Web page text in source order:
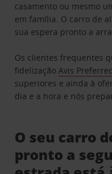
casamento ou mesmo
em família. O carro de
sua espera pronto a
Os clientes frequentes
fidelizaçãoAvis Preferred
superiores e ainda à
dia e a hora e nós
O seu carro
pronto a